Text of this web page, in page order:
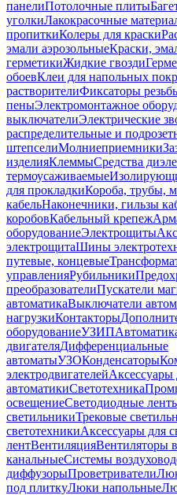
панелиПотолочные плиты
уголкиЛакокрасочные
пропиткиКолеры для краски
эмали аэрозольныеКраски,
герметикиЖидкие гвозди
обоевКлеи для напольных
растворителиФиксаторы
пеныЭлектромонтажное
выключателиЭлектрические
распределительные и
штепселиМолниеприемники
изделияКлеммыСредства
термоусаживаемые
для прокладкиКороба, трубы,
кабельНаконечники, гильзы
коробовКабельный крепеж
оборудованиеЭлектрощиты
электрощитаШины
путевые, концевые
управленияРубильники
преобразователиПускатели
автоматикаВыключатели
нагрузкиКонтакторы
оборудованиеУЗИП
двигателяДифференциальные
автоматыУЗОКонденсаторы
электродвигателейАксессуары
автоматикиСветотехника
освещениеСветодиодные
светильникиТрековые
светотехникиАксессуары для
лентВентиляцияВентиляторы
канальныеСистемы
диффузорыПроветриватели
под плиткуЛюки напольные